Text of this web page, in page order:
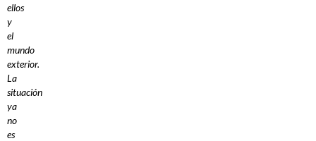
ellos
y
el
mundo
exterior.
La
situación
ya
no
es